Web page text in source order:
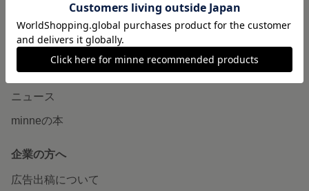
読みもの
minneとものづくりと
minne学習帖
ニュース
minneの本
企業の方へ
広告出稿について